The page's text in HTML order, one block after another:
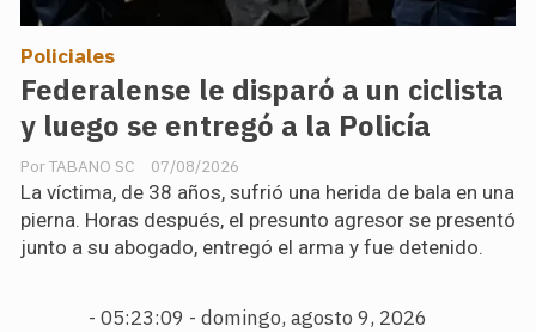
Federalense le disparó a un ciclista
y luego se entregó a la Policía
TABANO SC
Policiales
07/08/2026
La víctima, de 38 años, sufrió una herida de bala en una
pierna. Horas después, el presunto agresor se presentó
junto a su abogado, entregó el arma y fue detenido.
- 05:23:11 - domingo, agosto 9, 2026